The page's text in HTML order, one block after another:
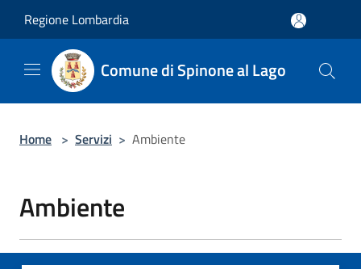
Regione Lombardia
Comune di Spinone al Lago
Home > Servizi > Ambiente
Ambiente